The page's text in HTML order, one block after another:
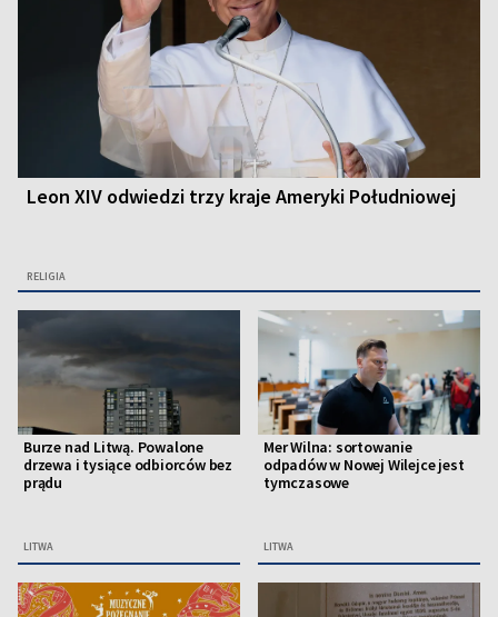
Leon XIV odwiedzi trzy kraje Ameryki Południowej
RELIGIA
Burze nad Litwą. Powalone
drzewa i tysiące odbiorców bez
prądu
LITWA
Mer Wilna: sortowanie
odpadów w Nowej Wilejce jest
tymczasowe
LITWA